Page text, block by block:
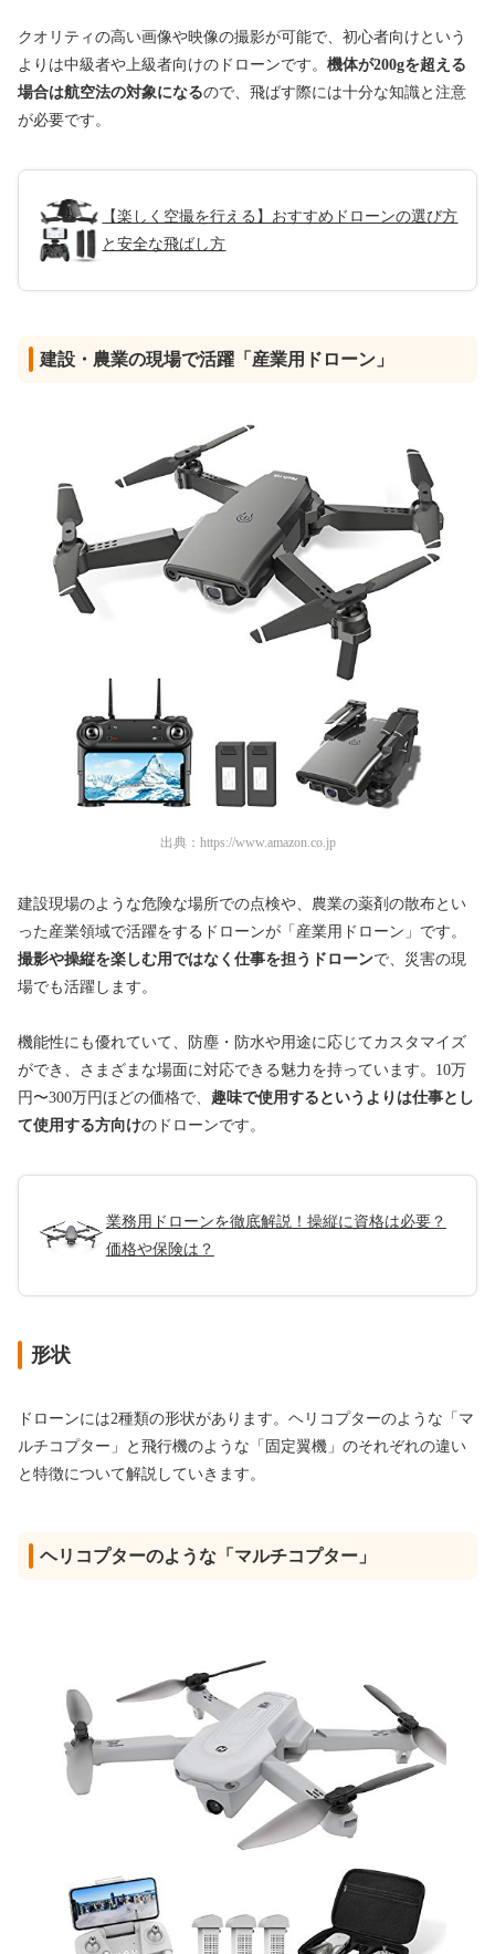
クオリティの高い画像や映像の撮影が可能で、初心者向けという
よりは中級者や上級者向けのドローンです。 機体が200gを超える
場合は航空法の対象になるので、飛ばす際には十分な知識と注意
が必要です。
【楽しく空撮を行える】おすすめドローンの選び方
と安全な飛ばし方
建設・農業の現場で活躍「産業用ドローン」
出典： https://www.amazon.co.jp
建設現場のような危険な場所での点検や、農業の薬剤の散布とい
った産業領域で活躍をするドローンが「産業用ドローン」です。
撮影や操縦を楽しむ用ではなく仕事を担うドローンで、災害の現
場でも活躍します。
機能性にも優れていて、防塵・防水や用途に応じてカスタマイズ
ができ、さまざまな場面に対応できる魅力を持っています。10万
円〜300万円ほどの価格で、 趣味で使用するというよりは仕事とし
て使用する方向けのドローンです。
業務用ドローンを徹底解説！操縦に資格は必要？
価格や保険は？
形状
ドローンには2種類の形状があります。ヘリコプターのような「マ
ルチコプター」と飛行機のような「固定翼機」のそれぞれの違い
と特徴について解説していきます。
ヘリコプターのような「マルチコプター」